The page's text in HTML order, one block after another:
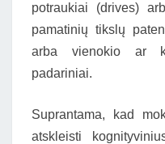
potraukiai (drives)
pamatinių tikslų
arba vienokio ar
padariniai.
Suprantama, kad
atskleisti